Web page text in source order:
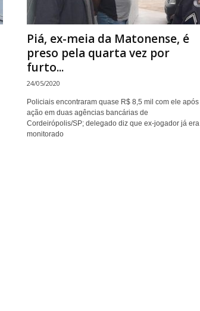
Piá, ex-meia da Matonense, é
preso pela quarta vez por
furto...
24/05/2020
Policiais encontraram quase R$ 8,5 mil com ele após
ação em duas agências bancárias de
Cordeirópolis/SP; delegado diz que ex-jogador já era
monitorado